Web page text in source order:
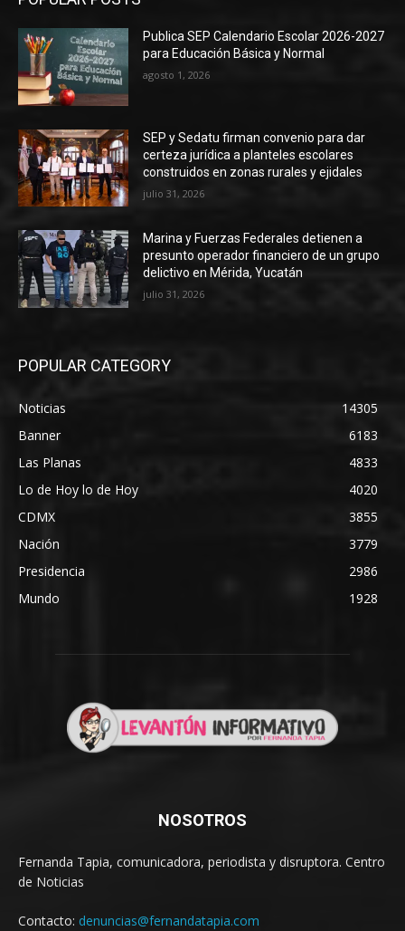
Publica SEP Calendario Escolar 2026-2027
para Educación Básica y Normal
agosto 1, 2026
SEP y Sedatu firman convenio para dar
certeza jurídica a planteles escolares
construidos en zonas rurales y ejidales
julio 31, 2026
Marina y Fuerzas Federales detienen a
presunto operador financiero de un grupo
delictivo en Mérida, Yucatán
julio 31, 2026
POPULAR CATEGORY
Noticias
14305
Banner
6183
Las Planas
4833
Lo de Hoy lo de Hoy
4020
CDMX
3855
Nación
3779
Presidencia
2986
Mundo
1928
NOSOTROS
Fernanda Tapia, comunicadora, periodista y disruptora. Centro
de Noticias
Contacto: denuncias@fernandatapia.com